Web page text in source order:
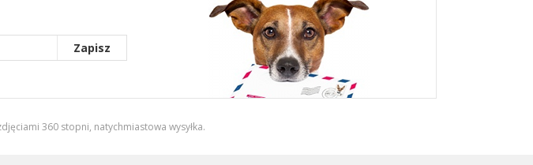
Zapisz
360 stopni, natychmiastowa wysyłka.